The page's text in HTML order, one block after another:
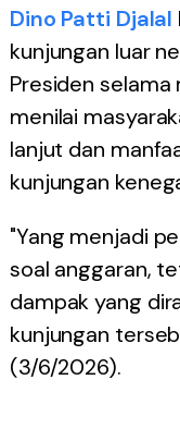
Dino Patti Djalal
kunjungan luar
Presiden selama
menilai
lanjut dan
kunjungan
"Yang menjadi
soal anggaran,
dampak yang
kunjungan
(3/6/2026).